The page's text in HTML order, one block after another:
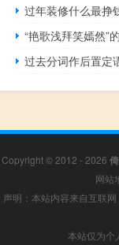
过年装修什么最挣
“艳歌浅拜笑嫣然”
过去分词作后置定
Copyright © 2012 - 2026
网站
声明：本站内容来自互联
本站仅为个